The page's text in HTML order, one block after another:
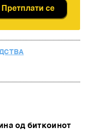
Претплати се
од биткоинот